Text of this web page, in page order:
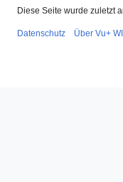
Diese Seite wurde zuletzt
Datenschutz Über Vu+